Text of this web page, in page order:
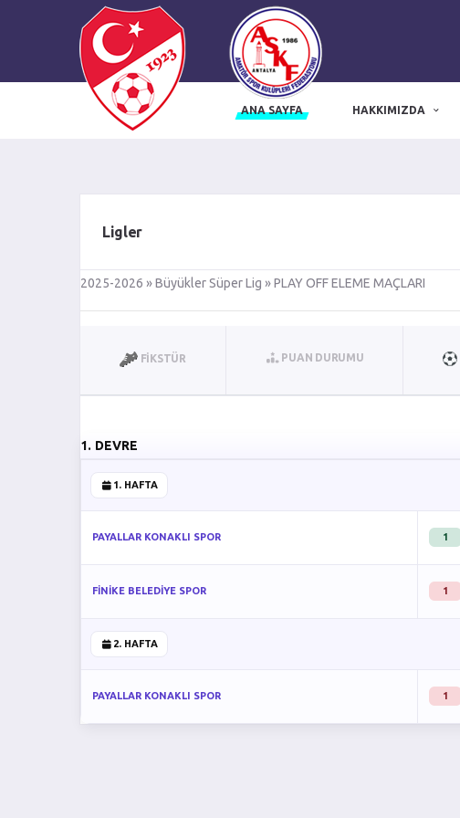
ANA SAYFA HAKKIMIZDA
Ligler
2025-2026 » Büyükler Süper Lig » PLAY OFF ELEME MAÇLARI
FIKSTÜR PUAN DURUMU
1. DEVRE
1. HAFTA
PAYALLAR KONAKLI SPOR 1
FİNİKE BELEDİYE SPOR 1
2. HAFTA
PAYALLAR KONAKLI SPOR 1